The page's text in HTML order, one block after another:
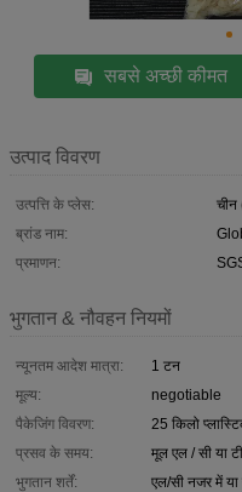
सबसे अच्छी कीमत
उत्पाद विवरण
उत्पत्ति के प्लेस:
ब्रांड नाम:
प्रमाणन:
भुगतान & नौवहन नियमों
न्यूनतम आदेश मात्रा:
1 टन
मूल्य:
negotiable
पैकेजिंग विवरण:
25 किलो
प्रसव के समय:
मूल एल / सी या
भुगतान शर्तें:
एल/सी नजर में या